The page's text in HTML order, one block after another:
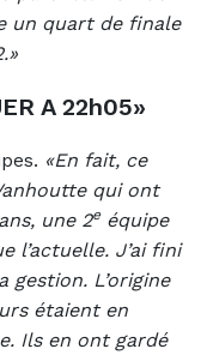
un quart de finale
A 22h05»
«En fait, ce
qui ont
une 2eéquipe
l’actuelle. J’ai fini
L’origine
étaient en
Ils en ont gardé